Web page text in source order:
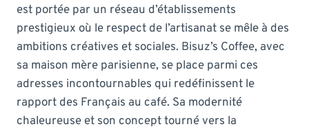
est portée par un réseau d’établissements
prestigieux où le respect de l’artisanat se mêle à des
ambitions créatives et sociales. Bisuz’s Coffee, avec
sa maison mère parisienne, se place parmi ces
adresses incontournables qui redéfinissent le
rapport des Français au café. Sa modernité
chaleureuse et son concept tourné vers la